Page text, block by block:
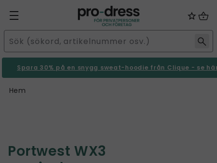
Spara 30% på en snygg sweat-hoodie från Clique - se
Hem
Portwest WX3